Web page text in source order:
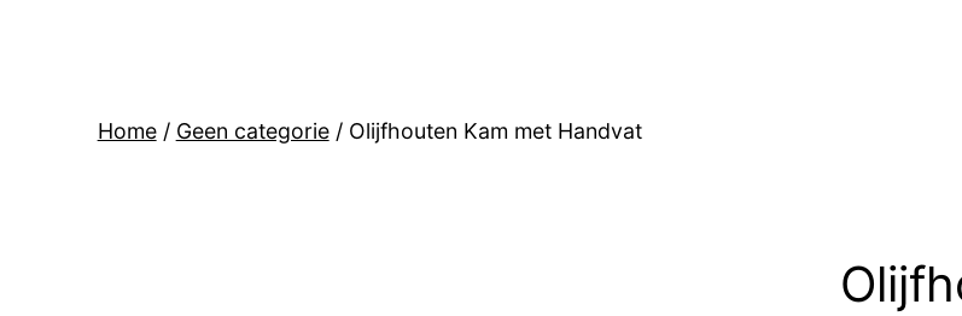
Home/ Geen categorie/ Olijfhouten Kam met Handvat